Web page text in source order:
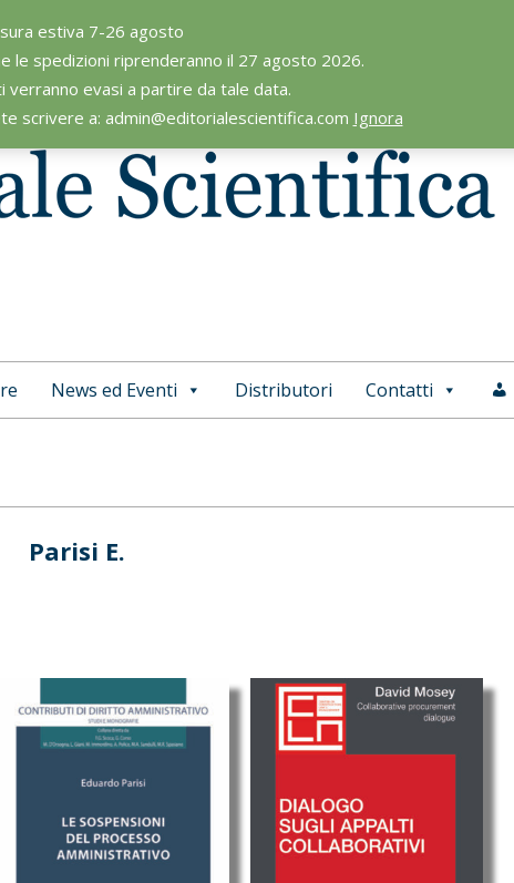
estiva 7-26 agosto
le spedizioni riprenderanno il 27 agosto 2026.
verranno evasi a partire da tale data.
scrivere a: admin@editorialescientifica.com Ignora
Primary
News ed Eventi Distributori Contatti
Parisi E.